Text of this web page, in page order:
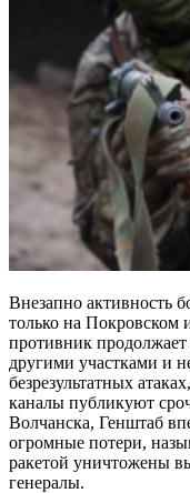
Внезапно активность
только на Покровском
противник продолжает
другими участками и
безрезультатных
каналы публикуют
Волчанска, Генштаб
огромные потери,
ракетой уничтожены
генералы.